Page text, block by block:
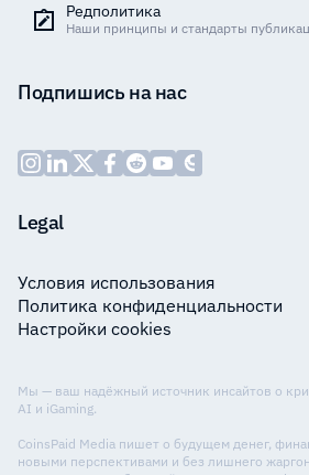
Редполитика
Наши принципы и стандарты
Подпишись на нас
Legal
Условия использования
Политика конфиденциальности
Настройки cookies
Мы — ваш надёжный источник инсайтов о
AI и iGaming.
CoinsPaid Media пишет о будущем денег,
новыми перспективами и без лишнего